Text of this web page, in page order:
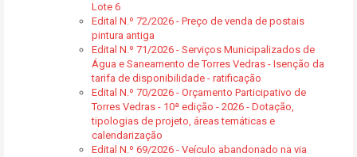
Lote 6
Edital N.º 72/2026 - Preço de venda de postais
pintura antiga
Edital N.º 71/2026 - Serviços Municipalizados de
Água e Saneamento de Torres Vedras - Isenção da
tarifa de disponibilidade - ratificação
Edital N.º 70/2026 - Orçamento Participativo de
Torres Vedras - 10ª edição - 2026 - Dotação,
tipologias de projeto, áreas temáticas e
calendarização
Edital N.º 69/2026 - Veículo abandonado na via